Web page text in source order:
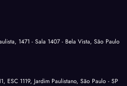
1471 - Sala 1407 - Bela Vista, São Paulo
ESC 1119, Jardim Paulistano, São Paulo - SP